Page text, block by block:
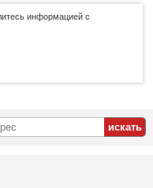
информацией с